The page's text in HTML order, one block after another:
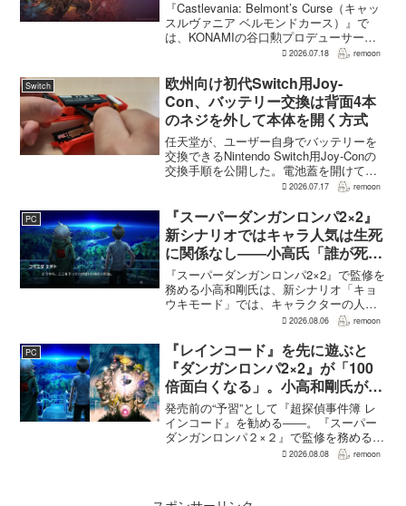
『Castlevania: Belmont’s Curse（キャッ
スルヴァニア ベルモンドカース）』で
は、KONAMIの谷口勲プロデューサー
が、レベルアップを含むRPG的システム
何度も挑戦すれば先へ進める...
2026.07.18 remoon
Switch
欧州向け初代Switch用Joy-
Con、バッテリー交換は背面4本
のネジを外して本体を開く方式
任天堂が、ユーザー自身でバッテリーを
交換できるNintendo Switch用Joy-Conの
交換手順を公開した。電池蓋を開けて入
れ替える方式ではなく、背面のネジ4本を
ケーブルを取り外す必要がある。この
改...
2026.07.17 remoon
PC
『スーパーダンガンロンパ2×2』
新シナリオではキャラ人気は生死
に関係なし――小高氏「誰が死ん
でもヘイトメールは送らないで」
『スーパーダンガンロンパ2×2』で監修を
務める小高和剛氏は、新シナリオ「キョ
ウキモード」では、キャラクターの人気
にかかわらず退場させるとRPG Siteのイ
作と変わることで、これまで見られなか
った一面がよ...
2026.08.06 remoon
PC
『レインコード』を先に遊ぶと
『ダンガンロンパ2×2』が「100
倍面白くなる」。小高和剛氏がプ
レイをおすすめ
発売前の“予習”として『超探偵事件簿 レ
インコード』を勧める――。『スーパー
ダンガンロンパ２×２』で監修を務める小
高和剛氏が、そんなメッセージをファン
2026.08.08 remoon